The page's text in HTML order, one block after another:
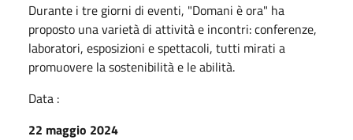
Durante i tre giorni di eventi, "Domani è ora" ha
proposto una varietà di attività e incontri: conferenze,
laboratori, esposizioni e spettacoli, tutti mirati a
promuovere la sostenibilità e le abilità.
Data :
22 maggio 2024